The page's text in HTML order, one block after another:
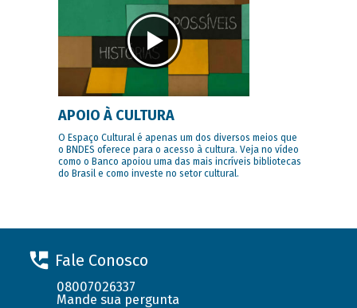
APOIO À CULTURA
O Espaço Cultural é apenas um dos diversos meios que
o BNDES oferece para o acesso à cultura. Veja no vídeo
como o Banco apoiou uma das mais incríveis bibliotecas
do Brasil e como investe no setor cultural.
Fale Conosco
08007026337
Mande sua pergunta